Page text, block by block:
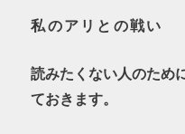
私のアリとの戦い
読みたくない人のため
ておきます。